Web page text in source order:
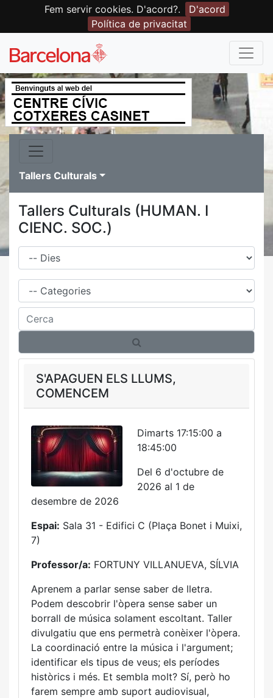
Fem servir cookies. D'acord?.
D'acord
Política de privacitat
Tallers Culturals
Tallers Culturals (HUMAN. I
CIENC. SOC.)
Dies
Família
Cerca
S'APAGUEN ELS LLUMS,
COMENCEM
Dimarts 17:15:00 a
18:45:00
Del 6 d'octubre de
2026 al 1 de
desembre de 2026
Espai: Sala 31 - Edifici C (Plaça Bonet i Muixi,
7)
Professor/a: FORTUNY VILLANUEVA, SÍLVIA
Aprenem a parlar sense saber de lletra.
Podem descobrir l'òpera sense saber un
borrall de música solament escoltant. Taller
divulgatiu que ens permetrà conèixer l'òpera.
La coordinació entre la música i l'argument;
identificar els tipus de veus; els períodes
històrics i més. Et sembla molt? Sí, però ho
farem sempre amb suport audiovisual,